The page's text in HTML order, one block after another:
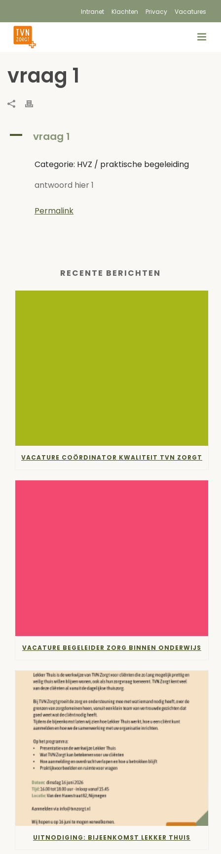
Intranet Klachten Privacy Vacatures
vraag 1
A vraag 1
Categorie: HVZ / praktische begeleiding
antwoord hier 1
Permalink
RECENTE BERICHTEN
VACATURE COÖRDINATOR KWALITEIT TVN ZORGT
VACATURE BEGELEIDER ZORG BINNEN ONDERWIJS
UITNODIGING: BIJEENKOMST LEKKER THUIS